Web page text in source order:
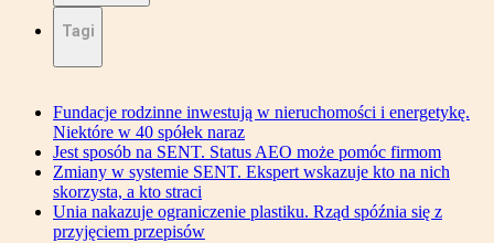
Tagi
Fundacje rodzinne inwestują w nieruchomości i energetykę.
Niektóre w 40 spółek naraz
Jest sposób na SENT. Status AEO może pomóc firmom
Zmiany w systemie SENT. Ekspert wskazuje kto na nich
skorzysta, a kto straci
Unia nakazuje ograniczenie plastiku. Rząd spóźnia się z
przyjęciem przepisów